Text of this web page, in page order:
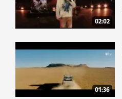
02:02
01:36